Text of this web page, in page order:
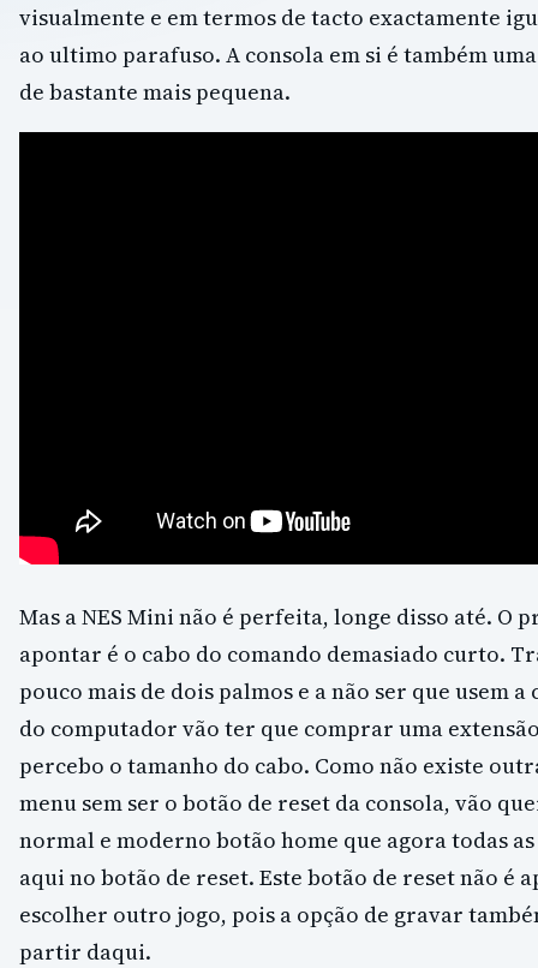
visualmente e em termos de tacto exactamente
ao ultimo parafuso. A consola em si é também
de bastante mais pequena.
Mas a NES Mini não é perfeita, longe disso até. O
apontar é o cabo do comando demasiado curto.
pouco mais de dois palmos e a não ser que usem
do computador vão ter que comprar uma
percebo o tamanho do cabo. Como não existe
menu sem ser o botão de reset da consola, vão
normal e moderno botão home que agora todas
aqui no botão de reset. Este botão de reset não é
escolher outro jogo, pois a opção de gravar
partir daqui.